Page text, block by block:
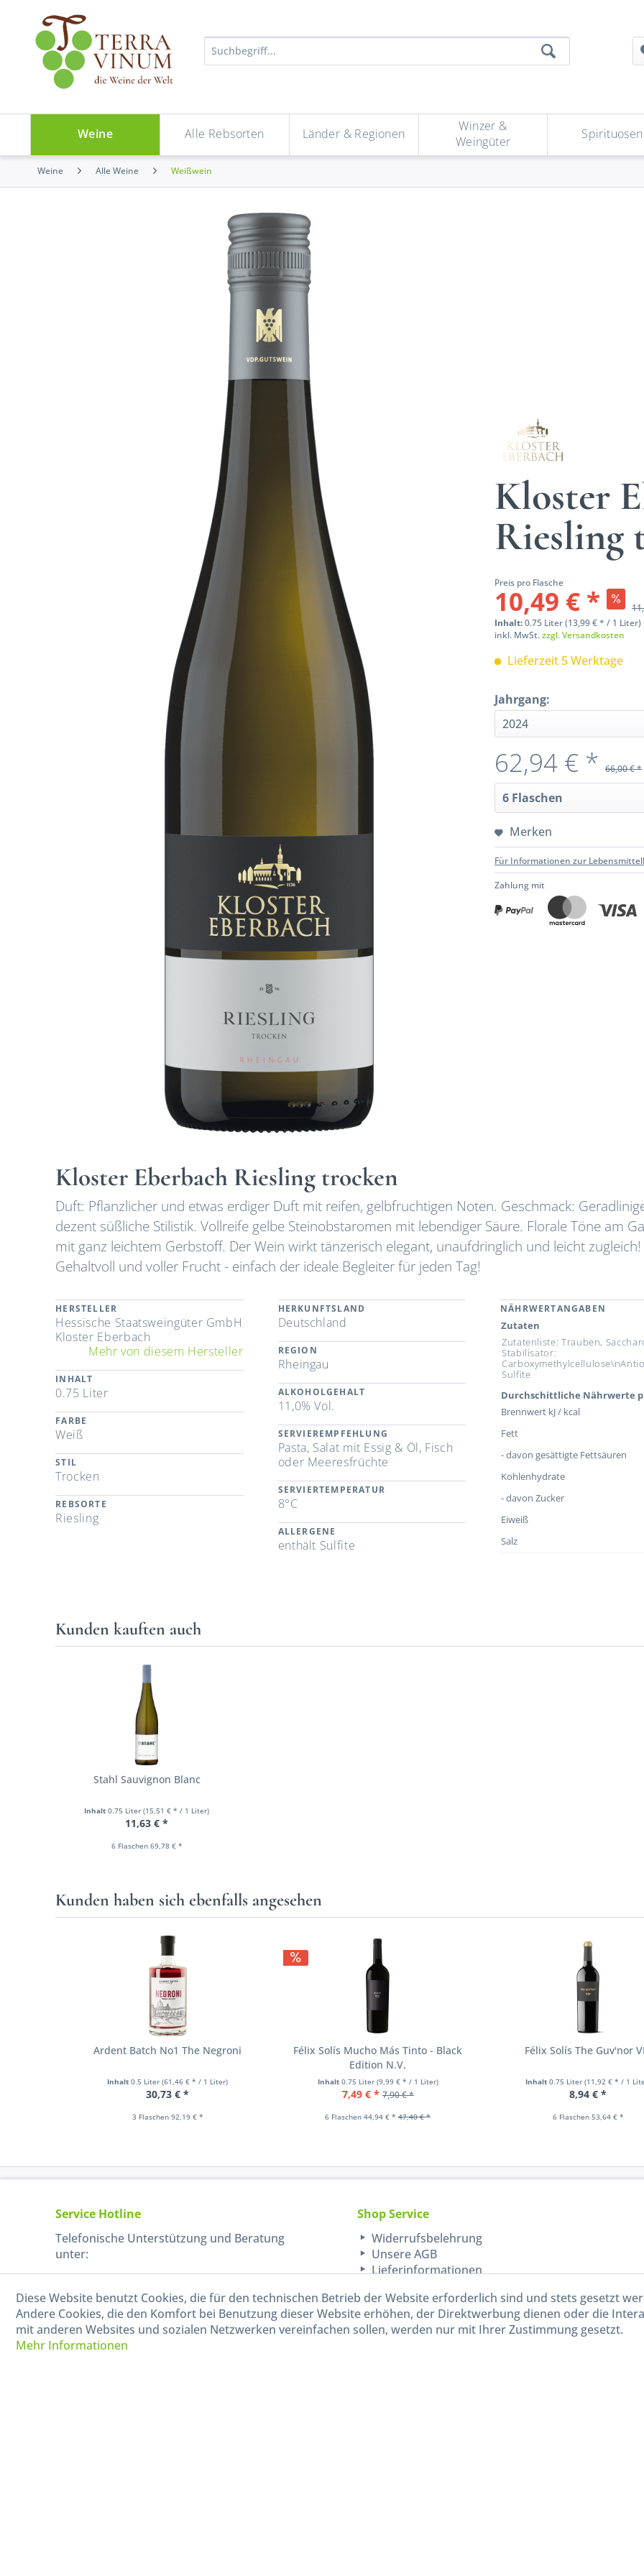
Weine Alle Rebsorten Länder & Regionen
Winzer &
Weingüter
Spirituosen
Weine Alle Weine Weißwein
Kloster
Riesling
Preis pro Flasche
10,49 € *
Inhalt:0.75 Liter (13,99 € * / 1 Liter)
inkl. MwSt.zzgl. Versandkosten
Lieferzeit 5 Werktage
Jahrgang:
62,94 € * 66,00 € *
Merken
Für Informationen zur
Zahlung mit
Kloster Eberbach Riesling trocken
Duft: Pflanzlicher und etwas erdiger Duft mit reifen, gelbfruchtigen Noten. Geschmack:
dezent süßliche Stilistik. Vollreife gelbe Steinobstaromen mit lebendiger Säure. Florale Töne am
mit ganz leichtem Gerbstoff. Der Wein wirkt tänzerisch elegant, unaufdringlich und leicht zugleich!
Gehaltvoll und voller Frucht - einfach der ideale Begleiter für jeden Tag!
HERSTELLER
Hessische Staatsweingüter GmbH
Kloster Eberbach
Mehr von diesem Hersteller
INHALT
0.75 Liter
FARBE
Weiß
STIL
Trocken
REBSORTE
Riesling
HERKUNFTSLAND
Deutschland
REGION
Rheingau
ALKOHOLGEHALT
11,0% Vol.
SERVIEREMPFEHLUNG
Pasta, Salat mit Essig & Öl, Fisch
oder Meeresfrüchte
SERVIERTEMPERATUR
8°C
ALLERGENE
enthält Sulfite
NÄHRWERTANGABEN
Zutaten
Zutatenliste: Trauben,
Stabilisator:
Sulfite
Durchschittliche Nährwerte
Brennwert kJ / kcal
Fett
- davon gesättigte Fettsäuren
Kohlenhydrate
- davon Zucker
Eiweiß
Salz
Kunden kauften auch
Stahl Sauvignon Blanc
Inhalt0.75 Liter(15,51 € * / 1 Liter)
11,63 € *
6 Flaschen 69,78 € *
Kunden haben sich ebenfalls angesehen
Ardent Batch No1 The Negroni
Inhalt0.5 Liter(61,46 € * / 1 Liter)
30,73 € *
3 Flaschen 92,19 € *
Félix Solís Mucho Más Tinto - Black
Edition N.V.
Inhalt 0.75 Liter (9,99 € * / 1 Liter)
7,49 € * 7,90 € *
6 Flaschen 44,94 € * 47,40 € *
Félix Solís The Guv'nor
Inhalt0.75 Liter(11,92 € * / 1
8,94 € *
6 Flaschen 53,64 € *
Service Hotline
Telefonische Unterstützung und Beratung
unter:
040-880 99 770
Mo-Fr, 09:00 - 15:00 Uhr
Shop Service
Widerrufsbelehrung
Unsere AGB
Lieferinformationen
Diese Website benutzt Cookies, die für den technischen Betrieb der Website erforderlich sind und stets gesetzt
Andere Cookies, die den Komfort bei Benutzung dieser Website erhöhen, der Direktwerbung dienen oder die
mit anderen Websites und sozialen Netzwerken vereinfachen sollen, werden nur mit Ihrer Zustimmung gesetzt.
Mehr Informationen